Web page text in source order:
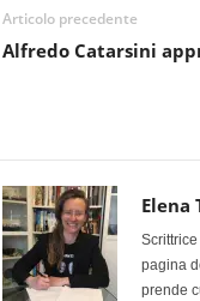
Articolo precedente
Alfredo Catarsini
Elena
pagina
prende